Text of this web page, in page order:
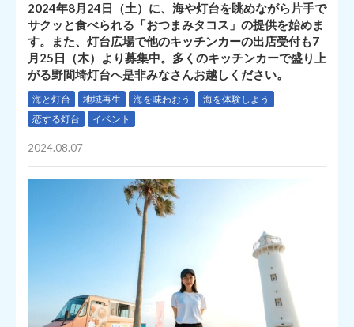
2024年8月24日（土）に、海や灯台を眺めながら片手で
サクッと食べられる「おつまみタコス」の提供を始めま
す。また、灯台広場で他のキッチンカーの出店受付も7
月25日（木）より募集中。多くのキッチンカーで盛り上
がる野間埼灯台へ是非みなさんお越しください。
海と灯台 地域再生 海を味わおう
海を体験しよう
恋する灯台
イベント
2024.08.07